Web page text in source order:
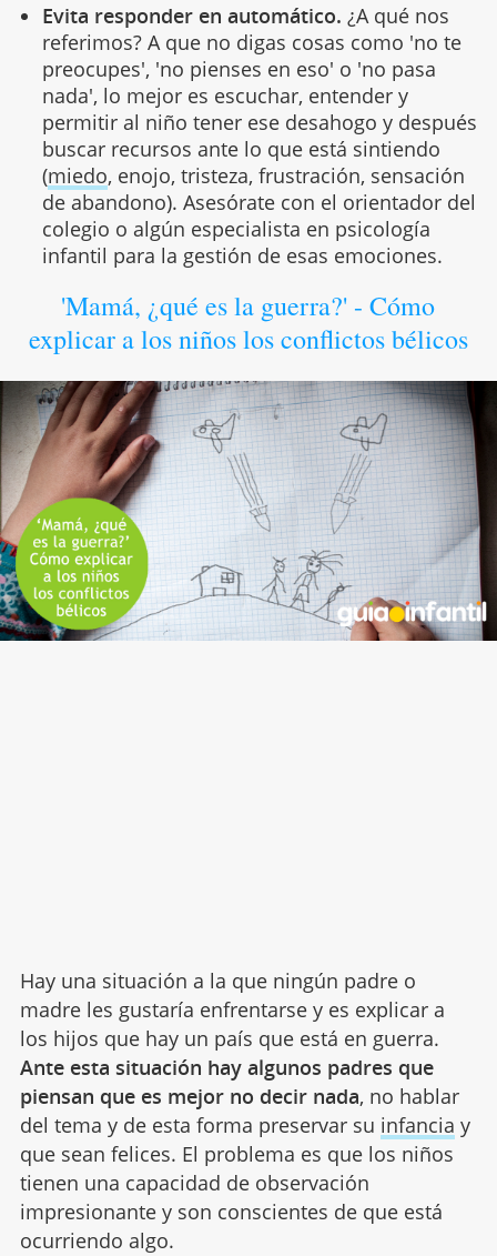
Evita responder en automático. ¿A qué nos
referimos? A que no digas cosas como 'no te
preocupes', 'no pienses en eso' o 'no pasa
nada', lo mejor es escuchar, entender y
permitir al niño tener ese desahogo y después
buscar recursos ante lo que está sintiendo
(miedo, enojo, tristeza, frustración, sensación
de abandono). Asesórate con el orientador del
colegio o algún especialista en psicología
infantil para la gestión de esas emociones.
'Mamá, ¿qué es la guerra?' - Cómo
explicar a los niños los conflictos bélicos
Hay una situación a la que ningún padre o
madre les gustaría enfrentarse y es explicar a
los hijos que hay un país que está en guerra.
Ante esta situación hay algunos padres que
piensan que es mejor no decir nada, no hablar
del tema y de esta forma preservar su infancia y
que sean felices. El problema es que los niños
tienen una capacidad de observación
impresionante y son conscientes de que está
ocurriendo algo.